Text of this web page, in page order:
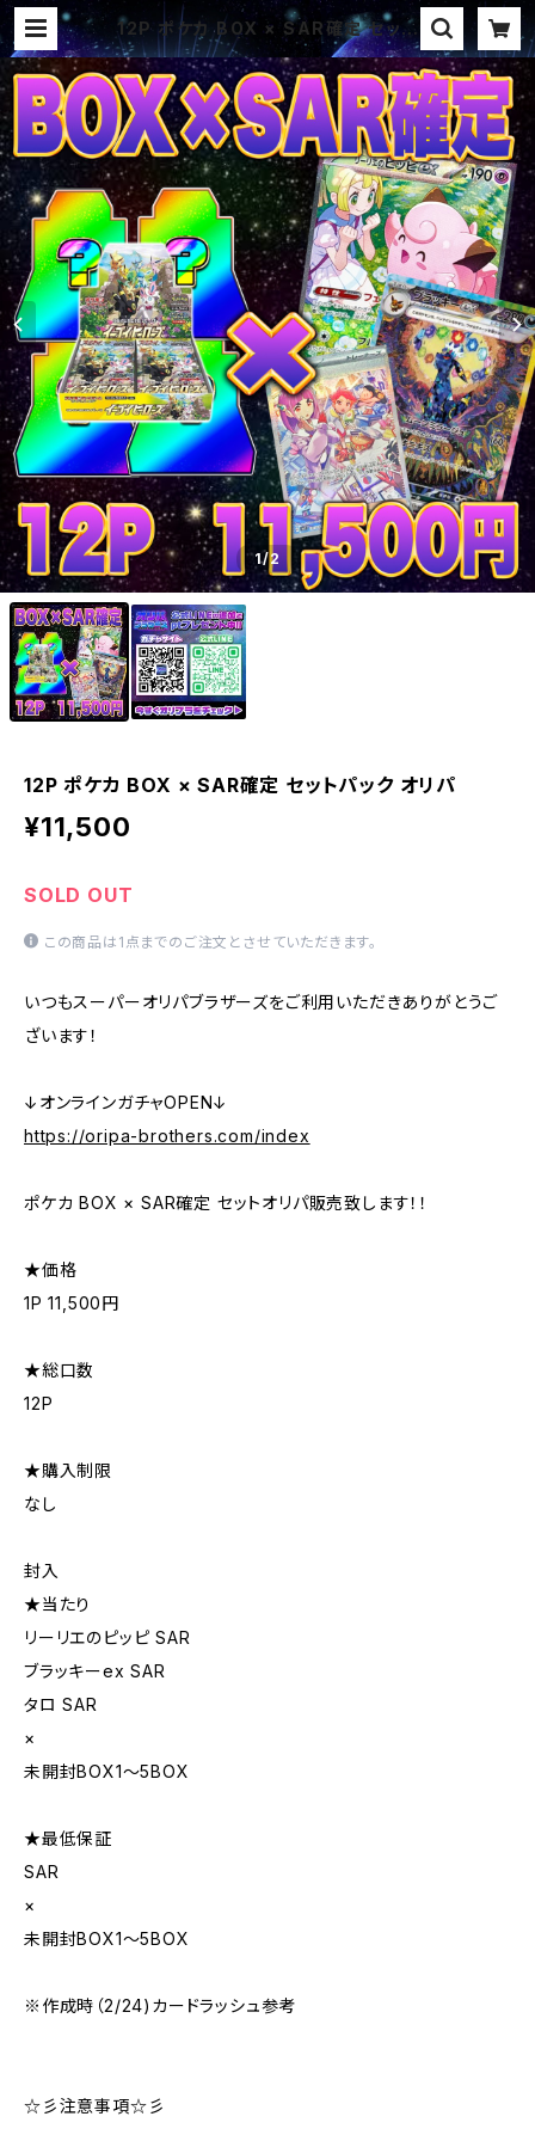
12P ポケカ BOX × SAR確定 セット
パック オリパ | オリパ ブラザーズ
オリパ専門店 (ポケカ、ワンピース、遊
戯王、ヴァイス、ドラゴンボール)
1/2
12P ポケカ BOX × SAR確定 セットパック オリパ
¥11,500
SOLD OUT
この商品は1点までのご注文とさせていただきます。
いつもスーパーオリパブラザーズをご利用いただきありがとうご
ざいます！
↓オンラインガチャOPEN↓
https://oripa-brothers.com/index
ポケカ BOX × SAR確定 セットオリパ販売致します！！
★価格
1P 11,500円
★総口数
12P
★購入制限
なし
封入
★当たり
リーリエのピッピ SAR
ブラッキーex SAR
タロ SAR
×
未開封BOX1〜5BOX
★最低保証
SAR
×
未開封BOX1〜5BOX
※作成時（2/24)カードラッシュ参考
☆彡注意事項☆彡